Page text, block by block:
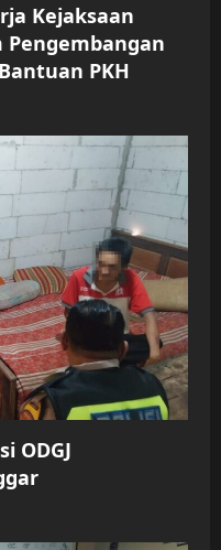
Kejaksaan
Pengembangan
PKH
ODGJ